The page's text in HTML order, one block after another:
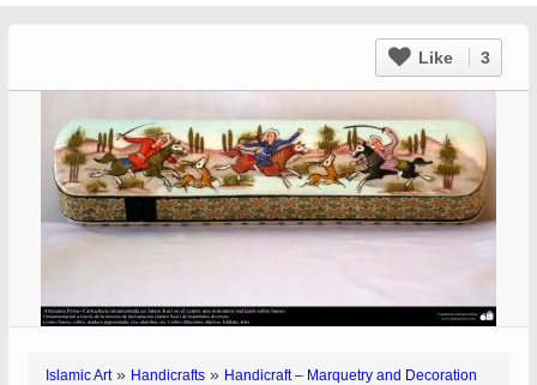
Like 3
Islamic Art» Handicrafts » Handicraft – Marquetry and Decoration